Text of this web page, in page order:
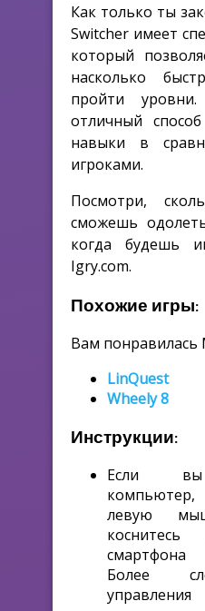
Как только ты
Switcher имеет
который
насколько
пройти
отличный
навыки в
игроками.
Посмотри,
сможешь
когда будешь
Igry.com.
Похожие игры:
Вам понравилась
LinQuest
Wheely 8
Инструкции:
Если вы
левую
Более